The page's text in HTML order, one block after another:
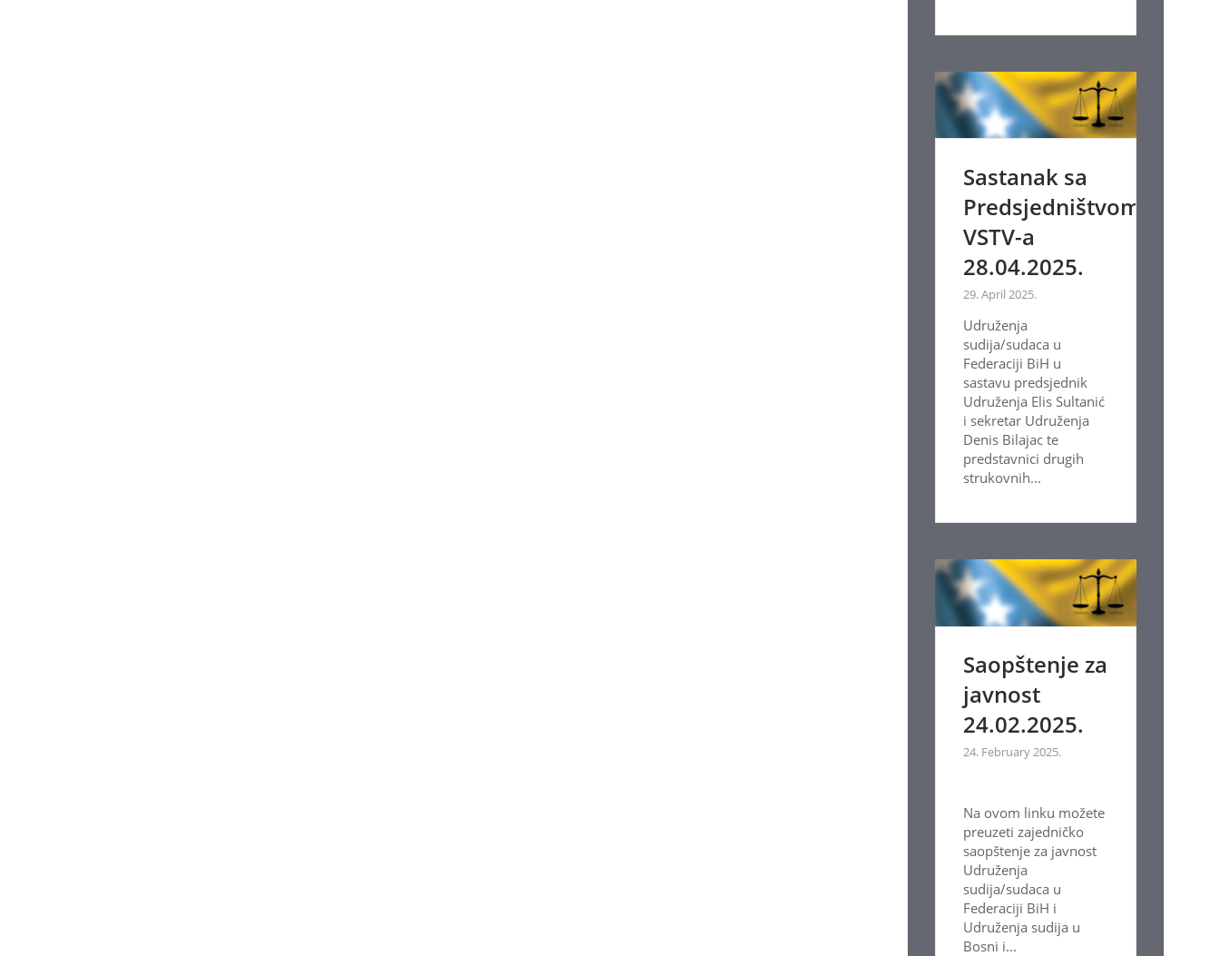
Sastanak sa
Predsjedništvom
VSTV-a
28.04.2025.
29. April 2025.
Udruženja
sudija/sudaca u
Federaciji BiH u
sastavu predsjednik
Udruženja Elis Sultanić
i sekretar Udruženja
Denis Bilajac te
predstavnici drugih
strukovnih...
Saopštenje za
javnost
24.02.2025.
24. February 2025.
Na ovom linku možete
preuzeti zajedničko
saopštenje za javnost
Udruženja
sudija/sudaca u
Federaciji BiH i
Udruženja sudija u
Bosni i...